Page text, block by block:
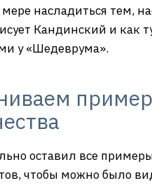
насладиться тем,
Кандинский и как
у «Шедеврума».
оставил все
чтобы можно было